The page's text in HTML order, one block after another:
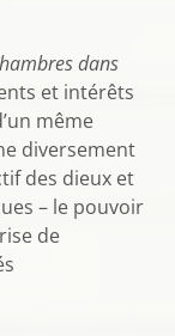
dans
et intérêts
même
diversement
des dieux et
– le pouvoir
de